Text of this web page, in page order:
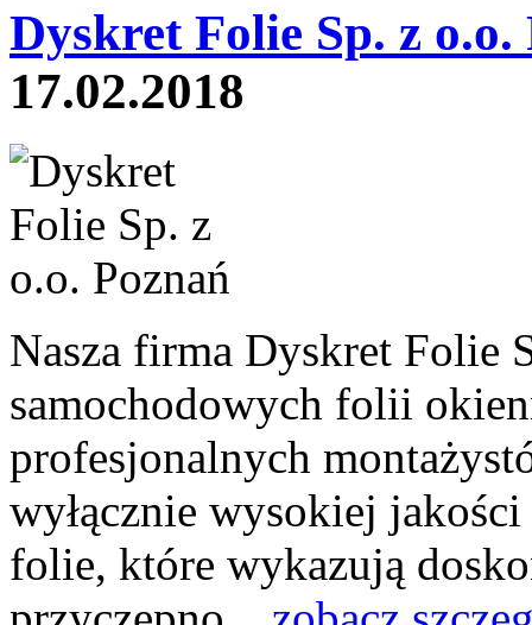
Dyskret Folie Sp. z o.o.
17.02.2018
Nasza firma Dyskret Folie
samochodowych folii
profesjonalnych
wyłącznie wysokiej
folie, które wykazują